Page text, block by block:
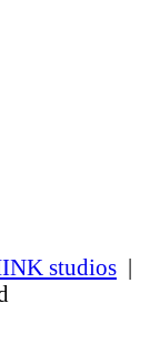
studios |